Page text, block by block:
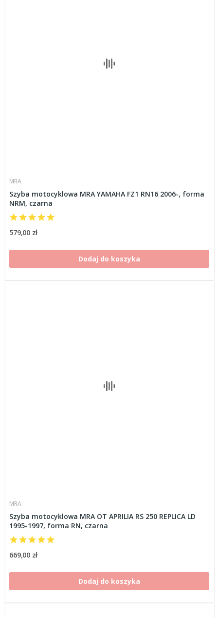
MRA
Szyba motocyklowa MRA YAMAHA FZ1 RN16 2006-, forma
NRM, czarna
579,00 zł
Dodaj do koszyka
MRA
Szyba motocyklowa MRA OT APRILIA RS 250 REPLICA LD
1995-1997, forma RN, czarna
669,00 zł
Dodaj do koszyka